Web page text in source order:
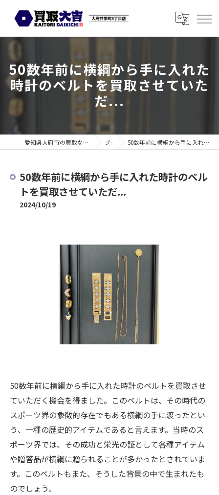
50数年前に横綱から手に入れた
時計のベルトを買取させていた
だ...
愛知県大府市の買取なら買取大吉 大府共栄町3丁目店 ブログ 50数年前に横綱から手に入れた時計のベルトを買取させていただ...
50数年前に横綱から手に入れた時計のベル
トを買取させていただ...
2024/10/19
50数年前に横綱から手に入れた時計のベルトを買取させ
ていただく機会を得ました。このベルトは、その時代の
スポーツ界の象徴的存在でもある横綱の手に渡ったとい
う、一種の歴史的アイテムであると言えます。当時のス
ポーツ界では、その成功と栄光の証として各種アイテム
や贈答品が横綱に贈られることが多かったとされていま
す。このベルトもまた、そうした背景の中で生まれたも
のでしょう。